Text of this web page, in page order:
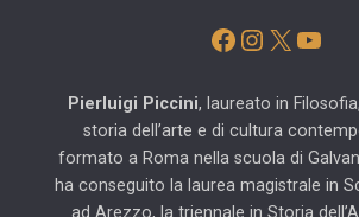
Facebook
Instagram
X
Pierluigi Piccini, laureato in
storia dell’arte e di cultura
formato a Roma nella scuola di
ha conseguito la laurea magistrale in
ad Arezzo, la triennale in Storia